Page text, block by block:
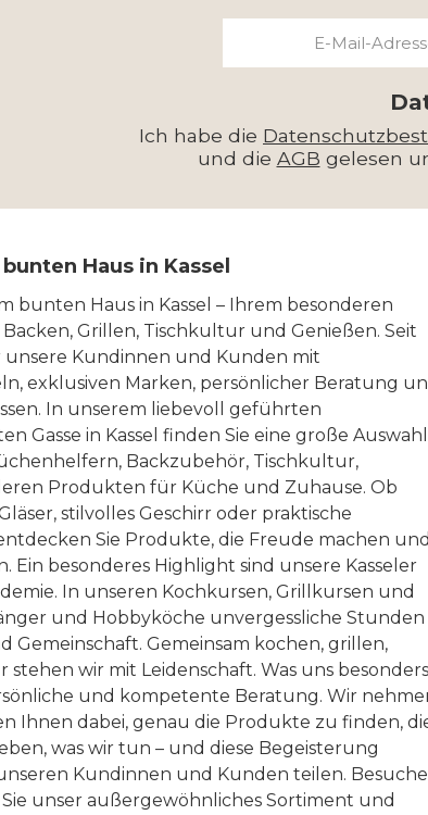
Ich habe die
und die AGB gelesen
Haus in Kassel
bunten Haus in Kassel – Ihrem besonderen
Grillen, Tischkultur und Genießen. Seit
unsere Kundinnen und Kunden mit
exklusiven Marken, persönlicher Beratung
In unserem liebevoll geführten
Gasse in Kassel finden Sie eine große Auswahl
Backzubehör, Tischkultur,
Produkten für Küche und Zuhause. Ob
stilvolles Geschirr oder praktische
Sie Produkte, die Freude machen und
Ein besonderes Highlight sind unsere Kasseler
In unseren Kochkursen, Grillkursen und
und Hobbyköche unvergessliche Stunden
Gemeinschaft. Gemeinsam kochen, grillen,
stehen wir mit Leidenschaft. Was uns besonders
und kompetente Beratung. Wir
Ihnen dabei, genau die Produkte zu finden,
was wir tun – und diese Begeisterung
Kundinnen und Kunden teilen.
Sie unser außergewöhnliches Sortiment und